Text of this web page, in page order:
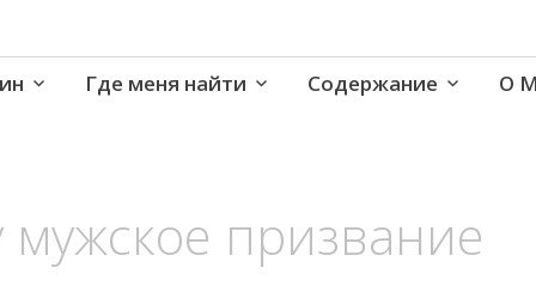
Где меня найти Содержание О
призвание